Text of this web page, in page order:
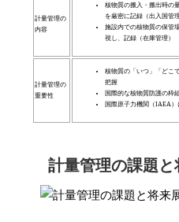
計量管理の
内容
核物質の搬入・搬出時の
を厳密に記録（出入国管理
施設内での核物質の保管
視し、記録（在庫管理）
計量管理の
重要性
核物質の「いつ」「どこ
把握
国際的な核物質防護の枠
国際原子力機関（IAEA）
計量管理の課題と